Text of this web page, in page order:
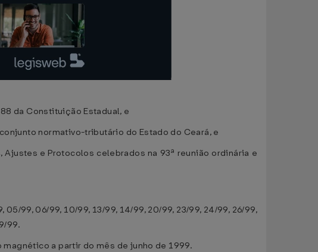
da Constituição Estadual, e
normativo-tributário do Estado do Ceará, e
e Protocolos celebrados na 93ª reunião ordinária e
99, 06/99, 10/99, 13/99, 14/99, 20/99, 23/99, 24/99, 26/99,
99.
a partir do mês de junho de 1999.